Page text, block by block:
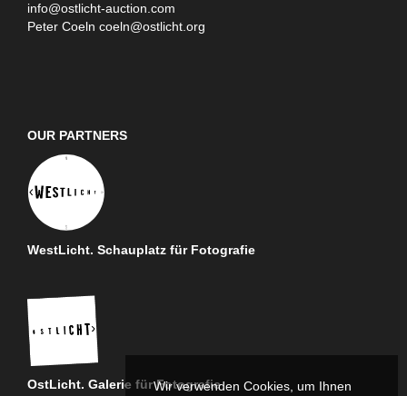
info@ostlicht-auction.com
Peter Coeln coeln@ostlicht.org
OUR PARTNERS
WestLicht. Schauplatz für Fotografie
OstLicht. Galerie für FotografieWir verwenden Cookies, um Ihnen